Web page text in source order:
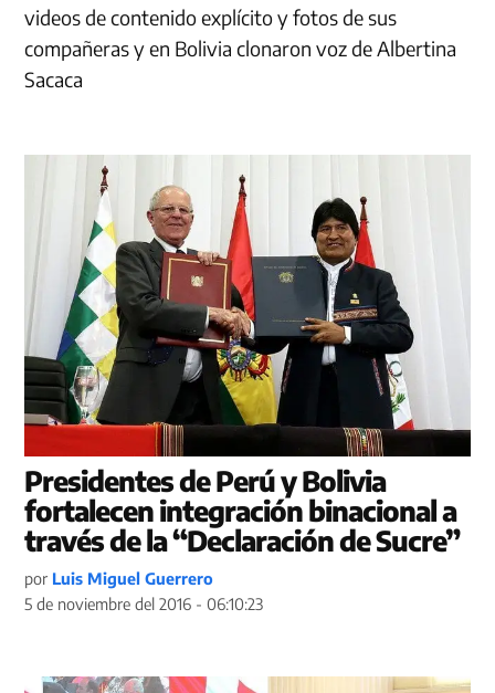
videos de contenido explícito y fotos de sus
compañeras y en Bolivia clonaron voz de Albertina
Sacaca
Presidentes de Perú y Bolivia
fortalecen integración binacional a
través de la “Declaración de Sucre”
por Luis Miguel Guerrero
5 de noviembre del 2016 - 06:10:23